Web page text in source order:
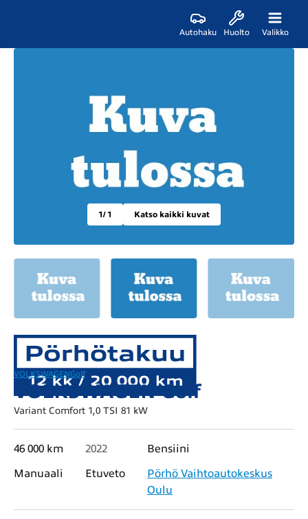
Autohaku Huolto Valikko
1/ 1 Katso kaikki kuvat
VOLKSWAGENGolf
VOLKSWAGEN Golf
Variant Comfort 1,0 TSI 81 kW
46 000 km 2022
Bensiini
Manuaali
Etuveto
Pörhö Vaihtoautokeskus
Oulu